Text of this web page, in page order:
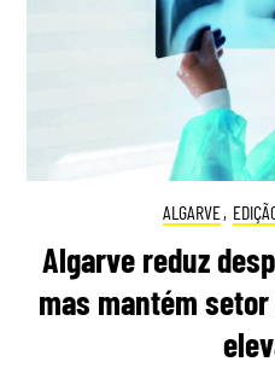
ALGARVE,
Algarve reduz
mas mantém